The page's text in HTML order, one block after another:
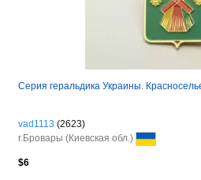
Серия геральдика Украины.
vad1113 (2623)
г.Бровары (Киевская обл.)
$6